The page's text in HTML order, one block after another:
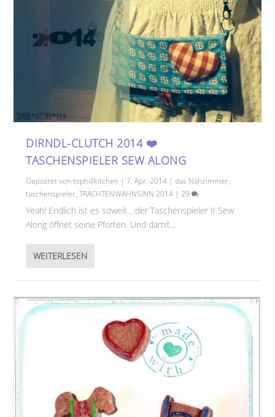
DIRNDL-CLUTCH 2014 ❤️
TASCHENSPIELER SEW ALONG
Gepostet vontophillkitchen |7. Apr. 2014 |das Nähzimmer,
taschenspieler,TRACHTENWAHNSINN 2014 |29
Yeah! Endlich ist es soweit….der Taschenspieler II Sew
Along öffnet seine Pforten. Und damit...
WEITERLESEN